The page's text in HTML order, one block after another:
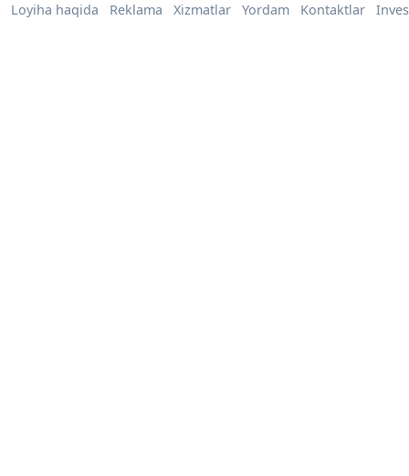
Loyiha haqida Reklama Xizmatlar Yordam Kontaktlar